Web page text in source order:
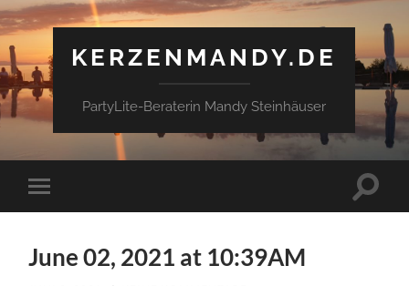
KERZENMANDY.DE
PartyLite-Beraterin Mandy Steinhäuser
Mobile-
Menü
June 02, 2021 at 10:39AM